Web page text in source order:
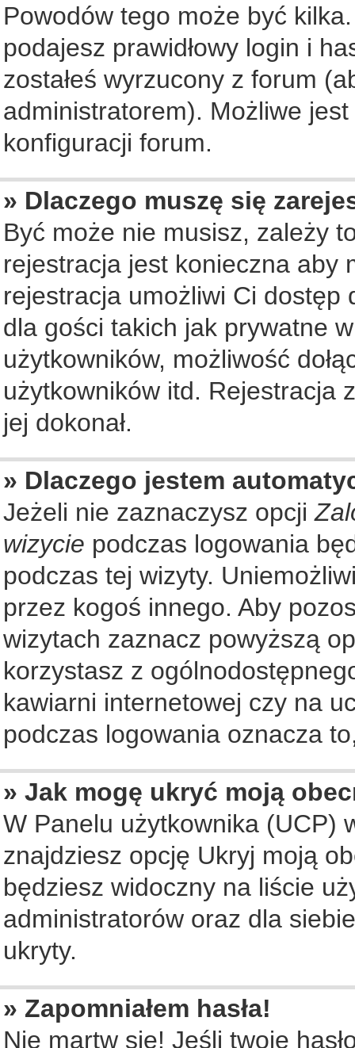
Powodów tego może być
podajesz prawidłowy login i
zostałeś wyrzucony z forum
administratorem). Możliwe
konfiguracji forum.
» Dlaczego muszę się
Być może nie musisz, zależy
rejestracja jest konieczna aby
rejestracja umożliwi Ci
dla gości takich jak prywatne
użytkowników, możliwość
użytkowników itd. Rejestracja
jej dokonał.
» Dlaczego jestem
Jeżeli nie zaznaczysz opcji
wizycie podczas logowania
podczas tej wizyty.
przez kogoś innego. Aby
wizytach zaznacz powyższą
korzystasz z
kawiarni internetowej czy na
podczas logowania oznacza
» Jak mogę ukryć moją
W Panelu użytkownika (UCP)
znajdziesz opcję Ukryj moją
będziesz widoczny na liście
administratorów oraz dla
ukryty.
» Zapomniałem hasła!
Nie martw się! Jeśli twoje